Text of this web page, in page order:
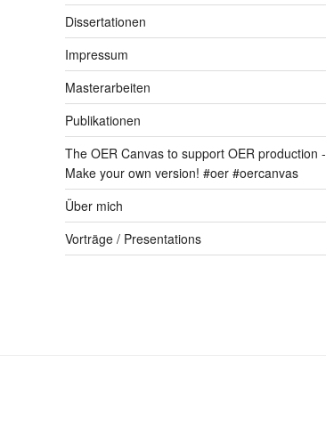
Dissertationen
Impressum
Masterarbeiten
Publikationen
The OER Canvas to support OER production -
Make your own version! #oer #oercanvas
Über mich
Vorträge / Presentations